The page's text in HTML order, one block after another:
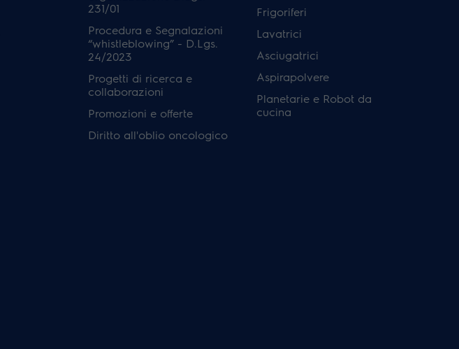
231/01
Procedura e Segnalazioni
“whistleblowing” - D.Lgs.
24/2023
Progetti di ricerca e
collaborazioni
Promozioni e offerte
Diritto all'oblio oncologico
Frigoriferi
Lavatrici
Asciugatrici
Aspirapolvere
Planetarie e Robot da
cucina